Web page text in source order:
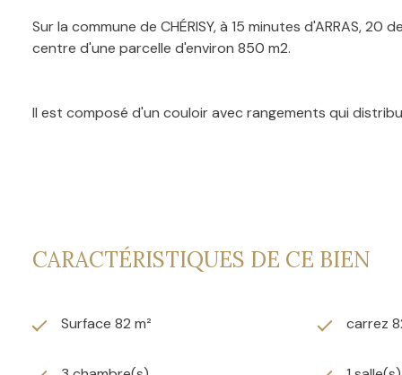
Sur la commune de CHÉRISY, à 15 minutes d'ARRAS,
centre d'une parcelle d'environ 850 m2.
Il est composé d'un couloir avec rangements qui
Côté nuit, une salle de douche avec rangements ainsi
Pour l'extérieur, vous profiterez d'un jardin exposé
CARACTÉRISTIQUES DE CE BIEN
Surface 82 m² carrez